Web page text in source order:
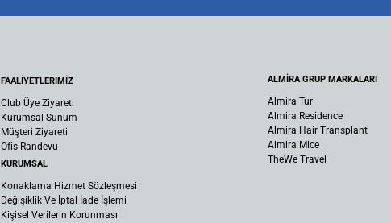
FAALİYETLERİMİZ
Club Üye Ziyareti
Kurumsal Sunum
Müşteri Ziyareti
Ofis Randevu
KURUMSAL
Konaklama Hizmet Sözleşmesi
Değişiklik Ve İptal İade İşlemi
Kişisel Verilerin Korunması
ALMİRA GRUP MARKALARI
Almira Tur
Almira Residence
Almira Hair Transplant
Almira Mice
TheWe Travel